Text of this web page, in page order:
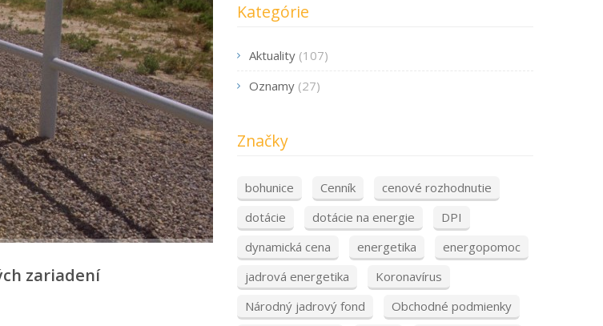
zariadení
Kategórie
Aktuality (107)
Oznamy (27)
Značky
bohunice Cenník
cenové rozhodnutie
dotácie
dotácie na energie
DPI
dynamická cena
energetika
energopomoc
jadrová energetika
Koronavírus
Národný jadrový fond
Obchodné podmienky